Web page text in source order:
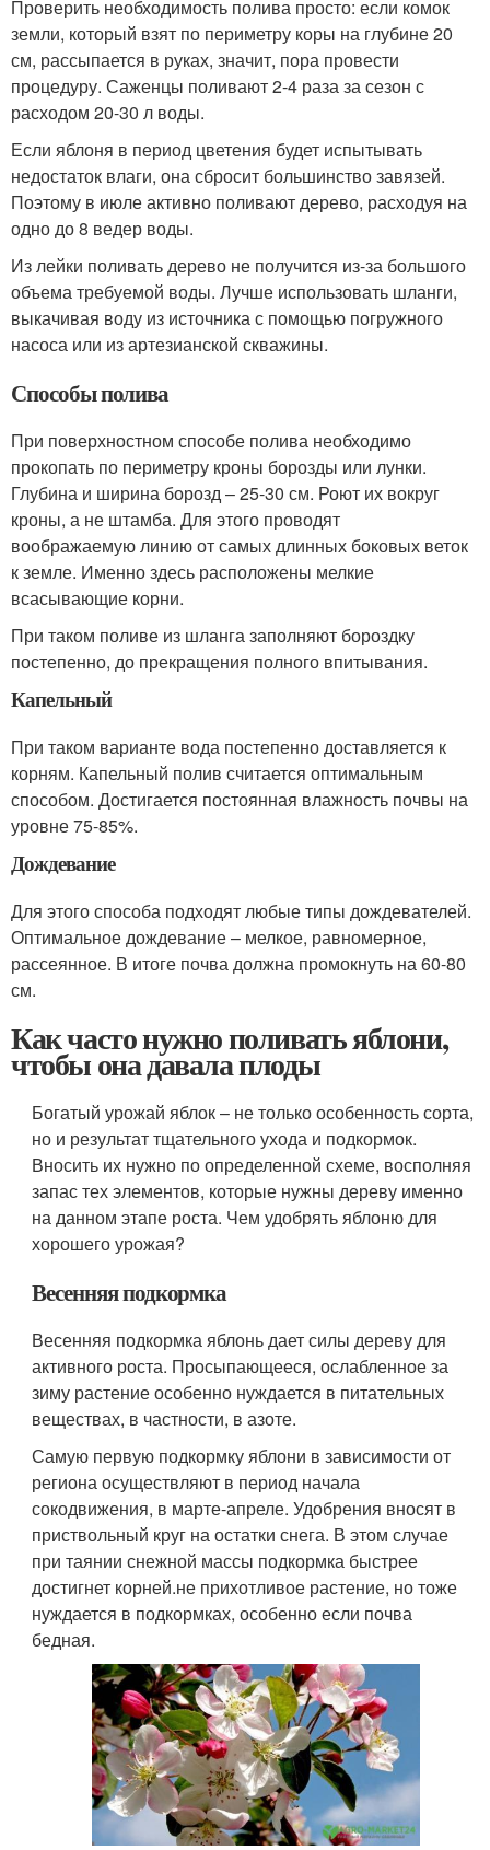
Проверить необходимость полива просто: если комок
земли, который взят по периметру коры на глубине 20
см, рассыпается в руках, значит, пора провести
процедуру. Саженцы поливают 2-4 раза за сезон с
расходом 20-30 л воды.
Если яблоня в период цветения будет испытывать
недостаток влаги, она сбросит большинство завязей.
Поэтому в июле активно поливают дерево, расходуя на
одно до 8 ведер воды.
Из лейки поливать дерево не получится из-за большого
объема требуемой воды. Лучше использовать шланги,
выкачивая воду из источника с помощью погружного
насоса или из артезианской скважины.
Способы полива
При поверхностном способе полива необходимо
прокопать по периметру кроны борозды или лунки.
Глубина и ширина борозд – 25-30 см. Роют их вокруг
кроны, а не штамба. Для этого проводят
воображаемую линию от самых длинных боковых веток
к земле. Именно здесь расположены мелкие
всасывающие корни.
При таком поливе из шланга заполняют бороздку
постепенно, до прекращения полного впитывания.
Капельный
При таком варианте вода постепенно доставляется к
корням. Капельный полив считается оптимальным
способом. Достигается постоянная влажность почвы на
уровне 75-85%.
Дождевание
Для этого способа подходят любые типы дождевателей.
Оптимальное дождевание – мелкое, равномерное,
рассеянное. В итоге почва должна промокнуть на 60-80
см.
Как часто нужно поливать яблони,
чтобы она давала плоды
Богатый урожай яблок – не только особенность сорта,
но и результат тщательного ухода и подкормок.
Вносить их нужно по определенной схеме, восполняя
запас тех элементов, которые нужны дереву именно
на данном этапе роста. Чем удобрять яблоню для
хорошего урожая?
Весенняя подкормка
Весенняя подкормка яблонь дает силы дереву для
активного роста. Просыпающееся, ослабленное за
зиму растение особенно нуждается в питательных
веществах, в частности, в азоте.
Самую первую подкормку яблони в зависимости от
региона осуществляют в период начала
сокодвижения, в марте-апреле. Удобрения вносят в
приствольный круг на остатки снега. В этом случае
при таянии снежной массы подкормка быстрее
достигнет корней.не прихотливое растение, но тоже
нуждается в подкормках, особенно если почва
бедная.